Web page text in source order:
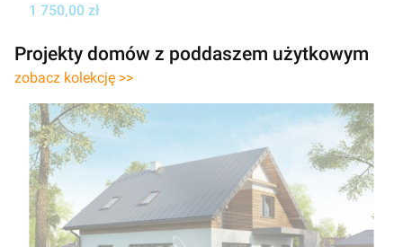
Cena projektu
1 750,00 zł
Projekty domów z poddaszem użytkowym
zobacz kolekcję >>